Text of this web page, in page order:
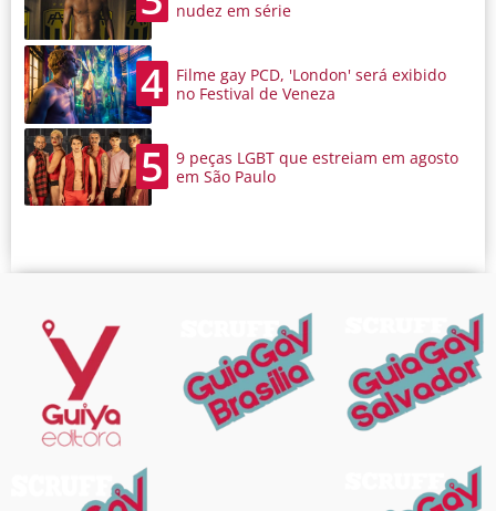
nudez em série
4
Filme gay PCD, 'London' será exibido
no Festival de Veneza
5
9 peças LGBT que estreiam em agosto
em São Paulo